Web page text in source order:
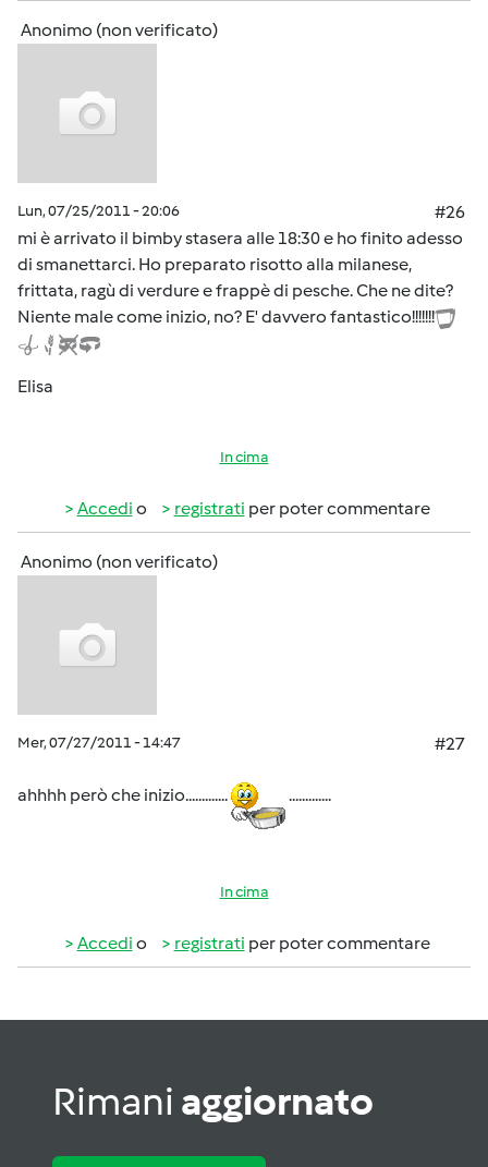
Anonimo (non verificato)
Lun, 07/25/2011 - 20:06
#26
mi è arrivato il bimby stasera alle 18:30 e ho finito adesso
di smanettarci. Ho preparato risotto alla milanese,
frittata, ragù di verdure e frappè di pesche. Che ne dite?
Niente male come inizio, no? E' davvero fantastico!!!!!!!
Elisa
In cima
Accedi o registrati per poter commentare
Anonimo (non verificato)
Mer, 07/27/2011 - 14:47 #27
ahhhh però che inizio............. .............
In cima
Accedi o registrati per poter commentare
Rimani aggiornato